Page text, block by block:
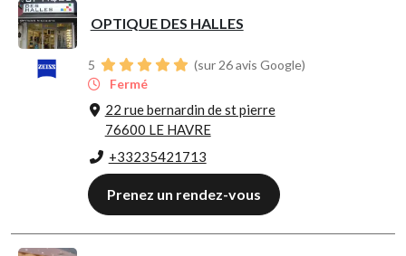
OPTIQUE DES HALLES
5
(sur 26 avis Google)
Fermé
22 rue bernardin de st pierre
76600 LE HAVRE
+33235421713
Prenez un rendez-vous